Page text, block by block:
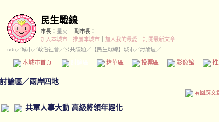
民生戰線
市長： 星火
副市長：
加入本城市
推薦本城市 加入我的最愛
訂閱最新文章
udn／城市／政治社會 ／公共議題 ／ 【民生戰線】城市／討論區／
本城市首頁 精華區 投票區 影像館
討論區／兩岸四地
看回應文
共軍人事大動 高級將領年輕化